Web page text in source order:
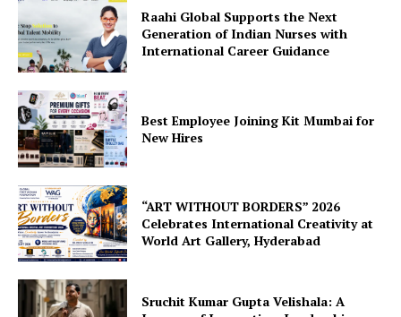
Raahi Global Supports the Next
Generation of Indian Nurses with
International Career Guidance
Best Employee Joining Kit Mumbai for
New Hires
“ART WITHOUT BORDERS” 2026
Celebrates International Creativity at
World Art Gallery, Hyderabad
Sruchit Kumar Gupta Velishala: A